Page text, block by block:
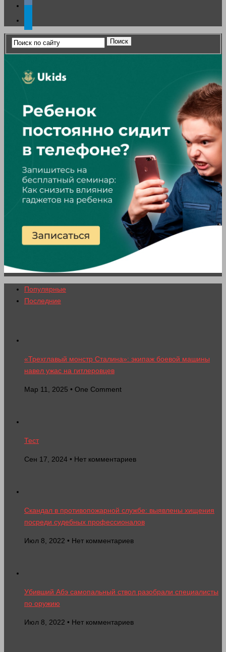
Популярные
Последние
«Трехглавый монстр Сталина»: экипаж боевой машины
навел ужас на гитлеровцев
Мар 11, 2025 • One Comment
Тест
Сен 17, 2024 • Нет комментариев
Скандал в противопожарной службе: выявлены хищения
посреди судебных профессионалов
Июл 8, 2022 • Нет комментариев
Убивший Абэ самопальный ствол разобрали специалисты
по оружию
Июл 8, 2022 • Нет комментариев